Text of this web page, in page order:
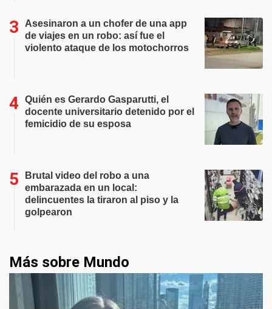
Asesinaron a un chofer de una app
de viajes en un robo: así fue el
violento ataque de los motochorros
Quién es Gerardo Gasparutti, el
docente universitario detenido por el
femicidio de su esposa
Brutal video del robo a una
embarazada en un local:
delincuentes la tiraron al piso y la
golpearon
Más sobre Mundo